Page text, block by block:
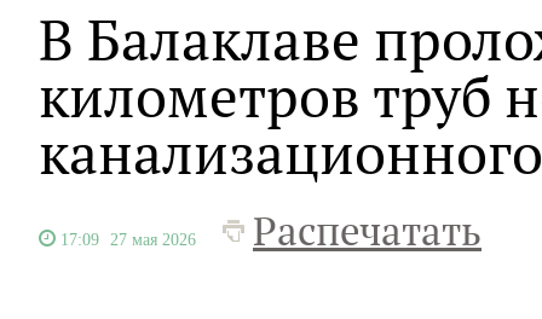
В Балаклаве
километров труб
17:09 27 мая 2026 Распечатать